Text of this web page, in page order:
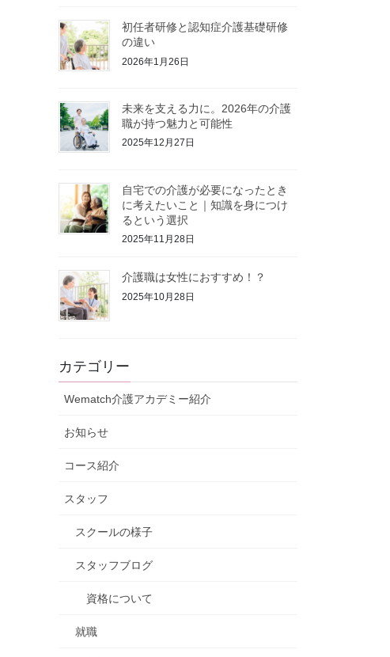
初任者研修と認知症介護基礎研修
の違い
2026年1月26日
未来を支える力に。2026年の介護
職が持つ魅力と可能性
2025年12月27日
自宅での介護が必要になったとき
に考えたいこと｜知識を身につけ
るという選択
2025年11月28日
介護職は女性におすすめ！？
2025年10月28日
カテゴリー
Wematch介護アカデミー紹介
お知らせ
コース紹介
スタッフ
スクールの様子
スタッフブログ
資格について
就職